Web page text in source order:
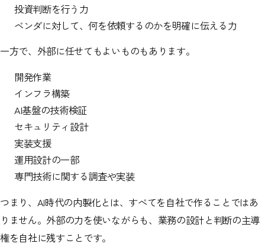
投資判断を行う力
ベンダに対して、何を依頼するのかを明確に伝える力
一方で、外部に任せてもよいものもあります。
開発作業
インフラ構築
AI基盤の技術検証
セキュリティ設計
実装支援
運用設計の一部
専門技術に関する調査や実装
つまり、AI時代の内製化とは、すべてを自社で作ることではあ
りません。外部の力を使いながらも、業務の設計と判断の主導
権を自社に残すことです。